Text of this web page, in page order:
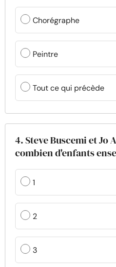
Chorégraphe
Peintre
Tout ce qui précède
4. Steve Buscemi et Jo
combien d'enfants
1
2
3